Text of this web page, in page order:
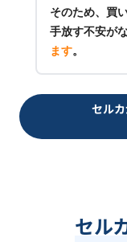
そのため、買
手放す不安がな
ます。
セル
セル